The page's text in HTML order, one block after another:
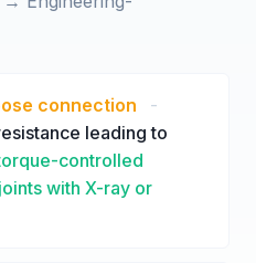
connection
-
leading to
controlled
with X-ray or